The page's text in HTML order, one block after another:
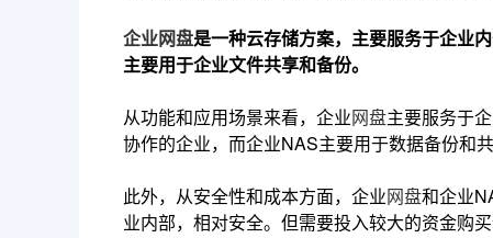
企业网盘是一种云存储方案，主要服务于企业
主要用于企业文件共享和备份。
从功能和应用场景来看，企业网盘主要服务于
协作的企业，而企业NAS主要用于数据备份和
此外，从安全性和成本方面，企业网盘和企业
业内部，相对安全。但需要投入较大的资金购